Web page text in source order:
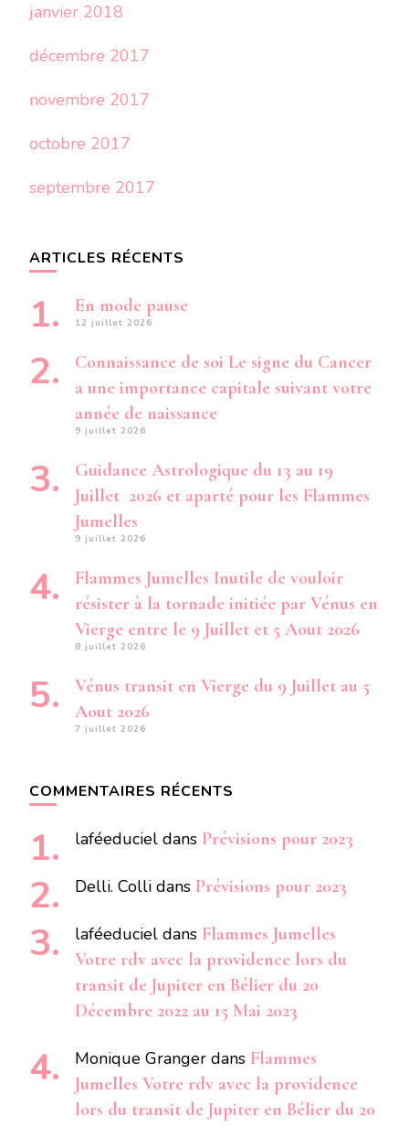
janvier 2018
décembre 2017
novembre 2017
octobre 2017
septembre 2017
ARTICLES RÉCENTS
En mode pause
12 juillet 2026
Connaissance de soi Le signe du Cancer
a une importance capitale suivant votre
année de naissance
9 juillet 2026
Guidance Astrologique du 13 au 19
Juillet 2026 et aparté pour les Flammes
Jumelles
9 juillet 2026
Flammes Jumelles Inutile de vouloir
résister à la tornade initiée par Vénus en
Vierge entre le 9 Juillet et 5 Aout 2026
8 juillet 2026
Vénus transit en Vierge du 9 Juillet au 5
Aout 2026
7 juillet 2026
COMMENTAIRES RÉCENTS
laféeduciel dans Prévisions pour 2023
Delli. Colli dans Prévisions pour 2023
laféeduciel dans Flammes Jumelles
Votre rdv avec la providence lors du
transit de Jupiter en Bélier du 20
Décembre 2022 au 15 Mai 2023
Monique Granger dans Flammes
Jumelles Votre rdv avec la providence
lors du transit de Jupiter en Bélier du 20